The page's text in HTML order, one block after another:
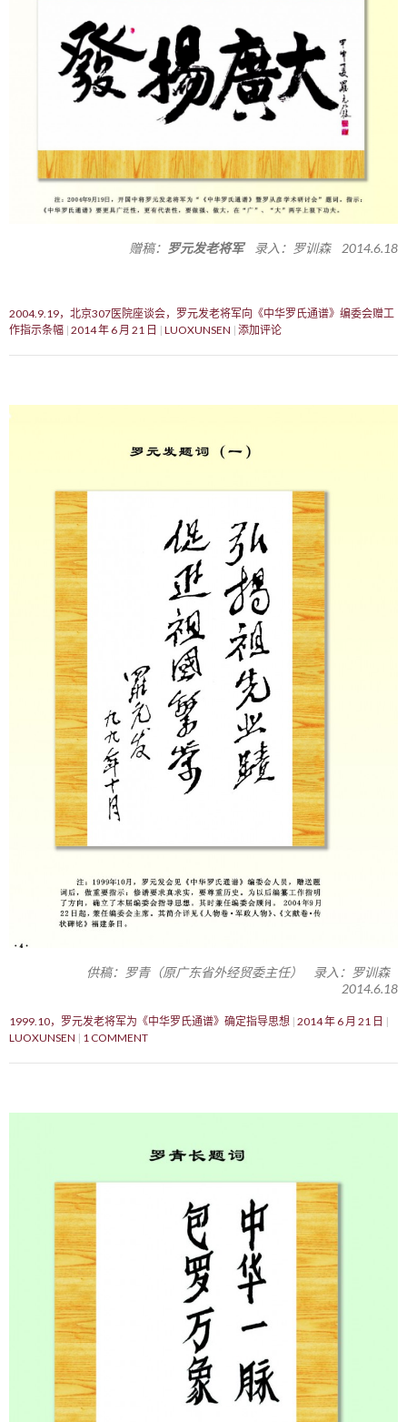
赠稿： 罗元发老将军录入：罗训森 2014.6.18
2004.9.19，北京307医院座谈会，罗元发老将军向《中华罗氏通谱》编委会赠工
作指示条幅 2014 年 6 月 21 日 LUOXUNSEN 添加评论
供稿：罗青（原广东省外经贸委主任） 录入：罗训森
2014.6.18
1999.10，罗元发老将军为《中华罗氏通谱》确定指导思想 2014 年 6 月 21 日
LUOXUNSEN
1 COMMENT